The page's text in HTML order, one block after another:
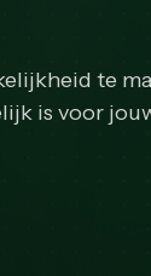
te
is voor